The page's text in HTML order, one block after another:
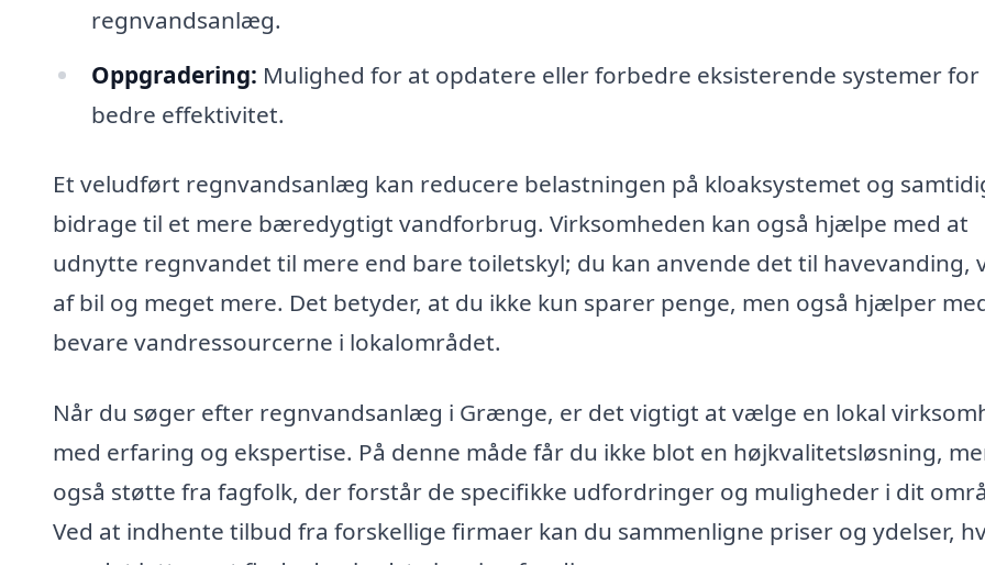
regnvandsanlæg.
Oppgradering: Mulighed for at opdatere eller forbedre eksisterende systemer for
bedre effektivitet.
Et veludført regnvandsanlæg kan reducere belastningen på kloaksystemet og
bidrage til et mere bæredygtigt vandforbrug. Virksomheden kan også hjælpe med at
udnytte regnvandet til mere end bare toiletskyl; du kan anvende det til havevanding,
af bil og meget mere. Det betyder, at du ikke kun sparer penge, men også hjælper
bevare vandressourcerne i lokalområdet.
Når du søger efter regnvandsanlæg i Grænge, er det vigtigt at vælge en lokal
med erfaring og ekspertise. På denne måde får du ikke blot en højkvalitetsløsning,
også støtte fra fagfolk, der forstår de specifikke udfordringer og muligheder i dit
Ved at indhente tilbud fra forskellige firmaer kan du sammenligne priser og ydelser,